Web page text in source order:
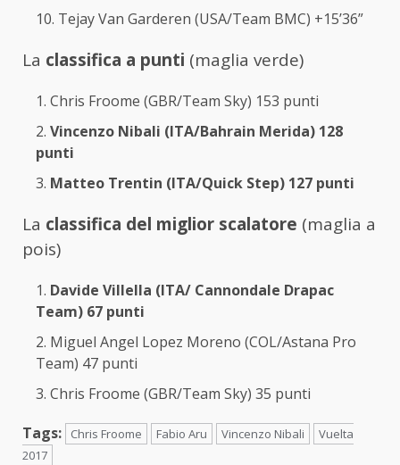
Tejay Van Garderen (USA/Team BMC) +15’36”
La classifica a punti (maglia verde)
Chris Froome (GBR/Team Sky) 153 punti
Vincenzo Nibali (ITA/Bahrain Merida) 128
punti
Matteo Trentin (ITA/Quick Step) 127 punti
La classifica del miglior scalatore (maglia a
pois)
Davide Villella (ITA/ Cannondale Drapac
Team) 67 punti
Miguel Angel Lopez Moreno (COL/Astana Pro
Team) 47 punti
Chris Froome (GBR/Team Sky) 35 punti
Tags:
Chris Froome Fabio Aru Vincenzo Nibali
Vuelta
2017